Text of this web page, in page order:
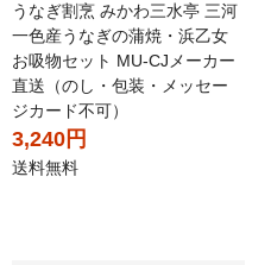
うなぎ割烹 みかわ三水亭 三河
一色産うなぎの蒲焼・浜乙女
お吸物セット MU-CJメーカー
直送（のし・包装・メッセー
ジカード不可）
3,240円
送料無料